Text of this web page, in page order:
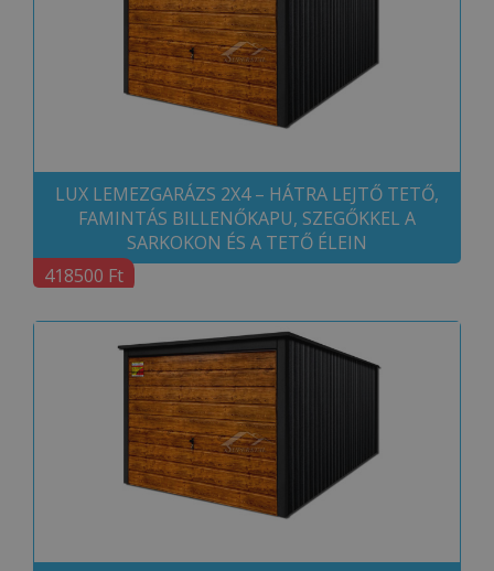
LUX LEMEZGARÁZS 2X4 – HÁTRA LEJTŐ TETŐ,
FAMINTÁS BILLENŐKAPU, SZEGŐKKEL A
SARKOKON ÉS A TETŐ ÉLEIN
418500 Ft